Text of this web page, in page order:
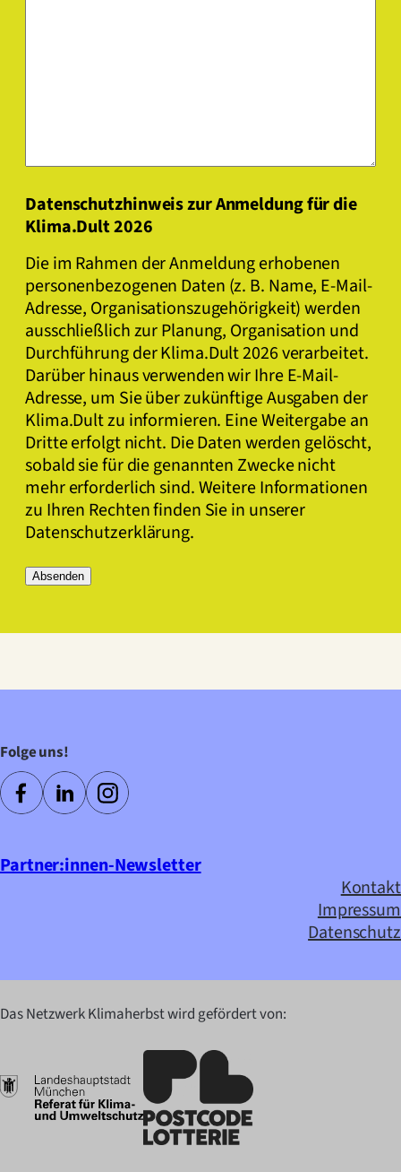
Datenschutzhinweis zur Anmeldung für die
Klima.Dult 2026
Die im Rahmen der Anmeldung erhobenen
personenbezogenen Daten (z. B. Name, E-Mail-
Adresse, Organisationszugehörigkeit) werden
ausschließlich zur Planung, Organisation und
Durchführung der Klima.Dult 2026 verarbeitet.
Darüber hinaus verwenden wir Ihre E-Mail-
Adresse, um Sie über zukünftige Ausgaben der
Klima.Dult zu informieren. Eine Weitergabe an
Dritte erfolgt nicht. Die Daten werden gelöscht,
sobald sie für die genannten Zwecke nicht
mehr erforderlich sind. Weitere Informationen
zu Ihren Rechten finden Sie in unserer
Datenschutzerklärung.
Folge uns!
Partner:innen-Newsletter
Kontakt
Impressum
Datenschutz
Das Netzwerk Klimaherbst wird gefördert von: